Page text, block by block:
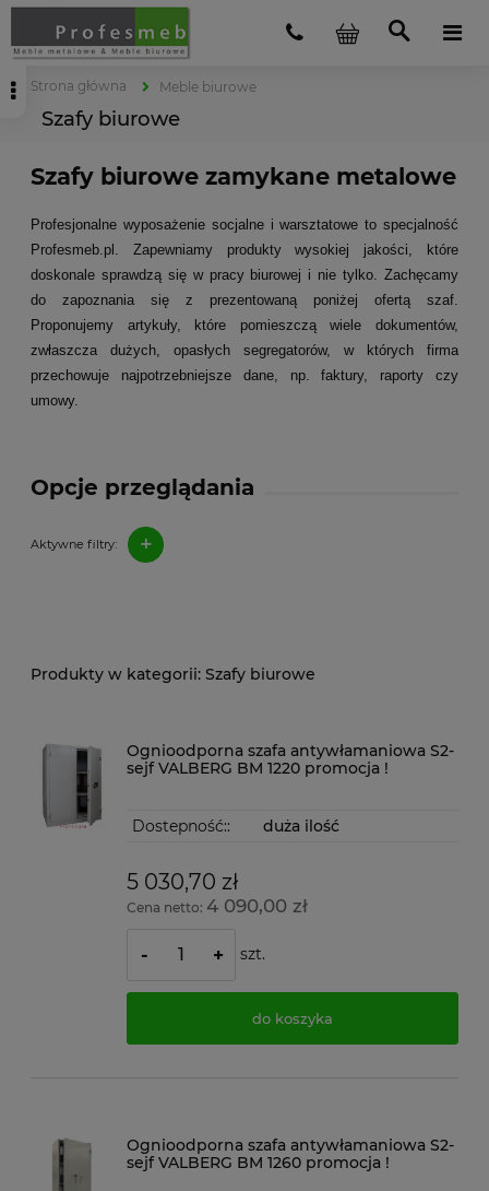
Strona główna Meble biurowe
Szafy biurowe
Opcje przeglądania
Aktywne filtry: +
Szafy biurowe zamykane metalowe
Profesjonalne wyposażenie socjalne i warsztatowe to specjalność
Profesmeb.pl. Zapewniamy produkty wysokiej jakości, które
doskonale sprawdzą się w pracy biurowej i nie tylko. Zachęcamy
do zapoznania się z prezentowaną poniżej ofertą szaf.
Proponujemy artykuły, które pomieszczą wiele dokumentów,
zwłaszcza dużych, opasłych segregatorów, w których firma
przechowuje najpotrzebniejsze dane, np. faktury, raporty czy
umowy.
Szafy biurowe
Ognioodporna szafa antywłamaniowa S2-
sejf VALBERG BM 1220 promocja !
Dostepność:: duża ilość
5 030,70 zł
Cena netto:4 090,00 zł
- + szt.
do koszyka
Ognioodporna szafa antywłamaniowa S2-
sejf VALBERG BM 1260 promocja !